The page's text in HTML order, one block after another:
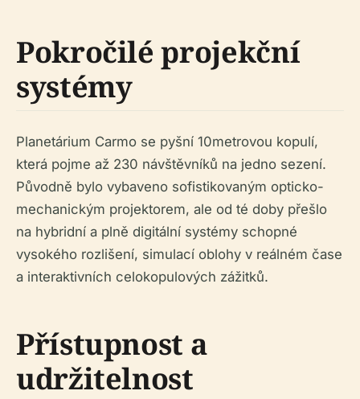
Pokročilé projekční
systémy
Planetárium Carmo se pyšní 10metrovou kopulí,
která pojme až 230 návštěvníků na jedno sezení.
Původně bylo vybaveno sofistikovaným opticko-
mechanickým projektorem, ale od té doby přešlo
na hybridní a plně digitální systémy schopné
vysokého rozlišení, simulací oblohy v reálném čase
a interaktivních celokopulových zážitků.
Přístupnost a
udržitelnost